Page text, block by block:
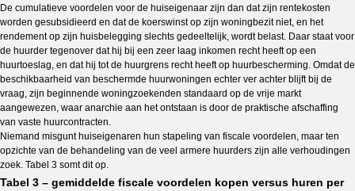
De cumulatieve voordelen voor de huiseigenaar zijn dan dat zijn rentekosten
worden gesubsidieerd en dat de koerswinst op zijn woningbezit niet, en het
rendement op zijn huisbelegging slechts gedeeltelijk, wordt belast. Daar staat voor
de huurder tegenover dat hij bij een zeer laag inkomen recht heeft op een
huurtoeslag, en dat hij tot de huurgrens recht heeft op huurbescherming. Omdat de
beschikbaarheid van beschermde huurwoningen echter ver achter blijft bij de
vraag, zijn beginnende woningzoekenden standaard op de vrije markt
aangewezen, waar anarchie aan het ontstaan is door de praktische afschaffing
van vaste huurcontracten.
Niemand misgunt huiseigenaren hun stapeling van fiscale voordelen, maar ten
opzichte van de behandeling van de veel armere huurders zijn alle verhoudingen
zoek. Tabel 3 somt dit op.
Tabel 3 – gemiddelde fiscale voordelen kopen versus huren per